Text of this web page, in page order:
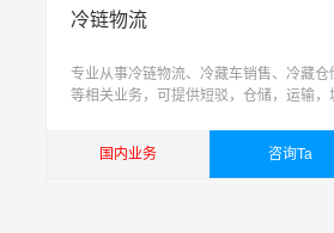
冷链物流
专业从事冷链物流、冷藏车销售、冷藏仓
等相关业务，可提供短驳，仓储，运输，
国内业务 咨询Ta